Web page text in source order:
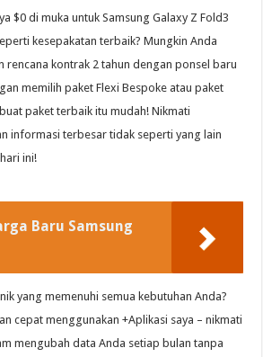
$0 di muka untuk Samsung Galaxy Z Fold3
kesepakatan terbaik? Mungkin Anda
rencana kontrak 2 tahun dengan ponsel baru
memilih paket Flexi Bespoke atau paket
paket terbaik itu mudah! Nikmati
informasi terbesar tidak seperti yang lain
ini!
Baru Samsung
yang memenuhi semua kebutuhan Anda?
cepat menggunakan +Aplikasi saya – nikmati
mengubah data Anda setiap bulan tanpa